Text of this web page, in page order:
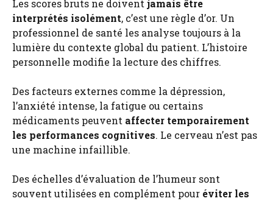
Les scores bruts ne doiventjamais être
interprétés isolément, c’est une règle d’or. Un
professionnel de santé les analyse toujours à la
lumière du contexte global du patient. L’histoire
personnelle modifie la lecture des chiffres.
Des facteurs externes comme la dépression,
l’anxiété intense, la fatigue ou certains
médicaments peuvent affecter temporairement
les performances cognitives. Le cerveau n’est pas
une machine infaillible.
Des échelles d’évaluation de l’humeur sont
souvent utilisées en complément pour éviter les